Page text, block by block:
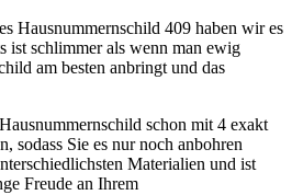
Hausnummernschild 409 haben wir es
ist schlimmer als wenn man ewig
am besten anbringt und das
schon mit 4 exakt
sodass Sie es nur noch anbohren
Materialien und ist
Freude an Ihrem